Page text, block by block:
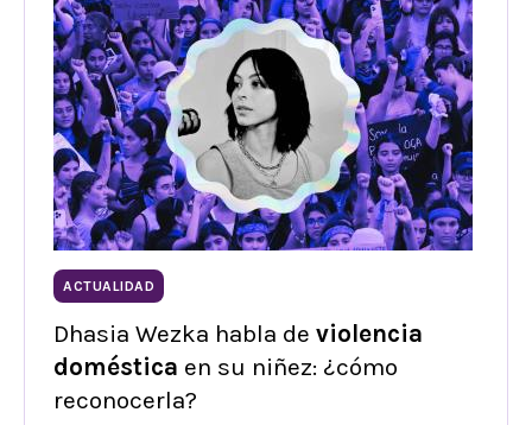
ACTUALIDAD
Dhasia Wezka habla de violencia
doméstica en su niñez: ¿cómo
reconocerla?